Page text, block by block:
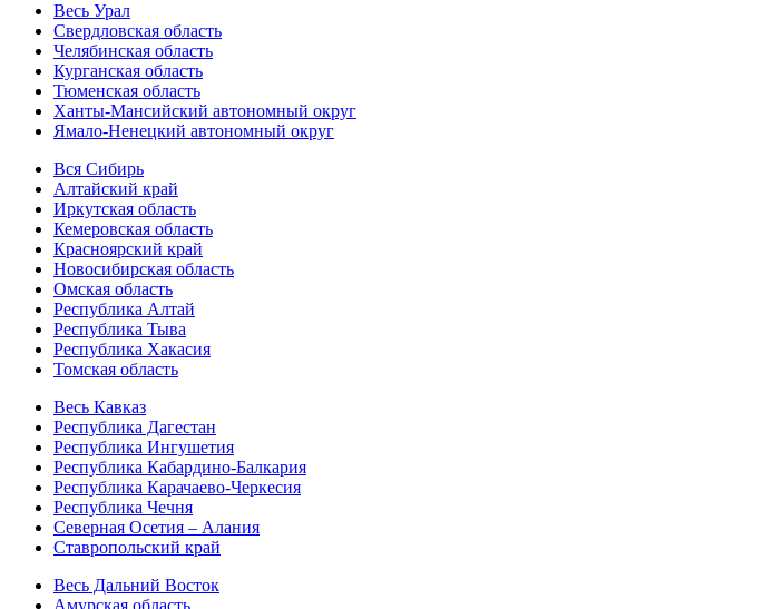
Весь Урал
Свердловская область
Челябинская область
Курганская область
Тюменская область
Ханты-Мансийский автономный округ
Ямало-Ненецкий автономный округ
Вся Сибирь
Алтайский край
Иркутская область
Кемеровская область
Красноярский край
Новосибирская область
Омская область
Республика Алтай
Республика Тыва
Республика Хакасия
Томская область
Весь Кавказ
Республика Дагестан
Республика Ингушетия
Республика Кабардино-Балкария
Республика Карачаево-Черкесия
Республика Чечня
Северная Осетия – Алания
Ставропольский край
Весь Дальний Восток
Амурская область